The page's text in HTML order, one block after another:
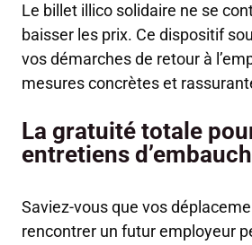
Le billet illico solidaire ne se
baisser les prix. Ce dispositif
vos démarches de retour à
mesures concrètes et
La gratuité totale
entretiens
Saviez-vous que vos
rencontrer un futur employeur